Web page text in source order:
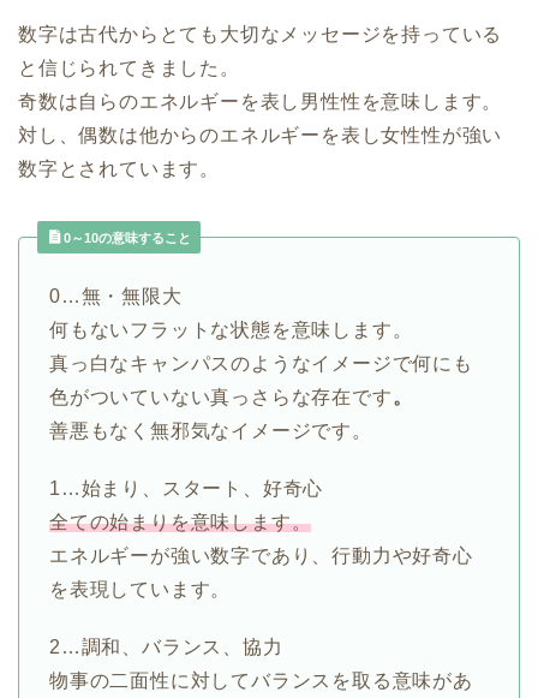
数字は古代からとても大切なメッセージを持っている
と信じられてきました。
奇数は自らのエネルギーを表し男性性を意味します。
対し、偶数は他からのエネルギーを表し女性性が強い
数字とされています。
0～10の意味すること
0…無・無限大
何もないフラットな状態を意味します。
真っ白なキャンパスのようなイメージで何にも
色がついていない真っさらな存在です。
善悪もなく無邪気なイメージです。
1…始まり、スタート、好奇心
全ての始まりを意味します。
エネルギーが強い数字であり、行動力や好奇心
を表現しています。
2…調和、バランス、協力
物事の二面性に対してバランスを取る意味があ